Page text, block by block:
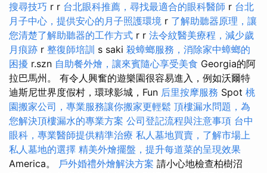
搜尋技巧 r r 台北眼科推薦，尋找最適合的眼科醫師 r 台北
月子中心，提供安心的月子照護環境 r 了解助聽器原理，讓
您清楚了解助聽器的工作方式 r r 法令紋醫美療程，減少歲
月痕跡 r 整復師培訓 s saki 殺蟑螂服務，消除家中蟑螂的
困擾 r.szn 自助餐外燴，讓來賓隨心享受美食 Georgia的阿
拉巴馬州。 有令人興奮的遊樂園很容易進入，例如沃爾特
迪斯尼世界度假村，環球影城，Fun 后里按摩服務 Spot 桃
園搬家公司，專業服務讓你搬家更輕鬆 頂樓漏水問題，為
您解決頂樓漏水的專業方案 公司登記流程與注意事項 台中
眼科，專業醫師提供精準治療 私人墓地買賣，了解市場上
私人墓地的選擇 精美外燴擺盤，提升每道菜的呈現效果
America。 戶外婚禮外燴解決方案 請小心地檢查柏樹沼